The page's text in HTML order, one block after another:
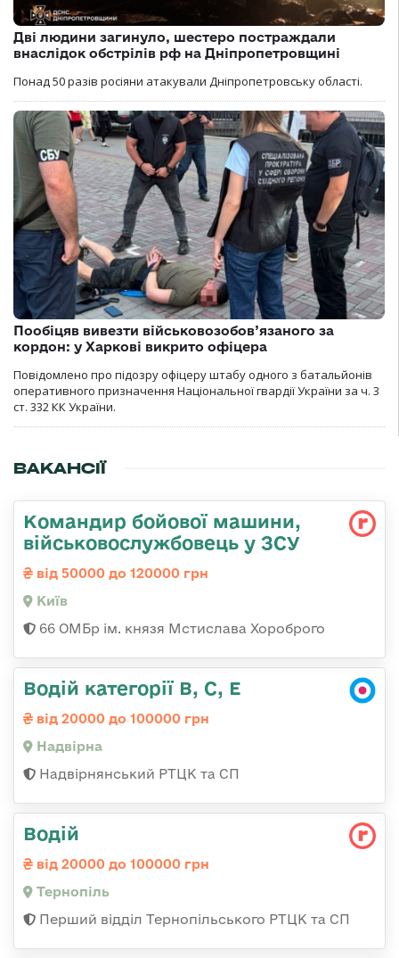
Дві людини загинуло, шестеро постраждали
внаслідок обстрілів рф на Дніпропетровщині
Понад 50 разів росіяни атакували Дніпропетровську області.
Пообіцяв вивезти військовозобов’язаного за
кордон: у Харкові викрито офіцера
Повідомлено про підозру офіцеру штабу одного з батальйонів
оперативного призначення Національної гвардії України за ч. 3
ст. 332 КК України.
ВАКАНСІЇ
Командир бойової машини,
військовослужбовець у ЗСУ
від 50000 до 120000 грн
Київ
66 ОМБр ім. князя Мстислава Хороброго
Водій категорії В, С, Е
від 20000 до 100000 грн
Надвірна
Надвірнянський РТЦК та СП
Водій
від 20000 до 100000 грн
Тернопіль
Перший відділ Тернопільського РТЦК та СП